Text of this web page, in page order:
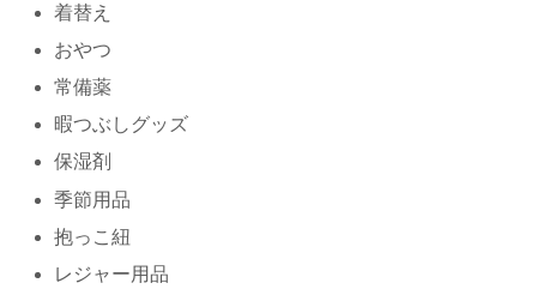
着替え
おやつ
常備薬
暇つぶしグッズ
保湿剤
季節用品
抱っこ紐
レジャー用品